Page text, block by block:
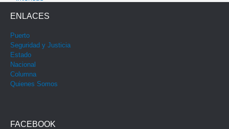
ENLACES
Puerto
Seguridad y Justicia
Estado
Nacional
Columna
Quienes Somos
FACEBOOK